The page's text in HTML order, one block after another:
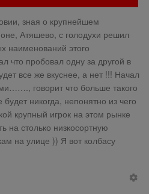
зная о крупнейшем
Атяшево, с голодухи решил
наименований этого
что пробовал одну за другой в
все же вкуснее, а нет !!! Начал
говорит что больше такого
никогда, непонятно из чего
крупный игрок на этом рынке
на столько низкосортную
на улице )) Я вот колбасу